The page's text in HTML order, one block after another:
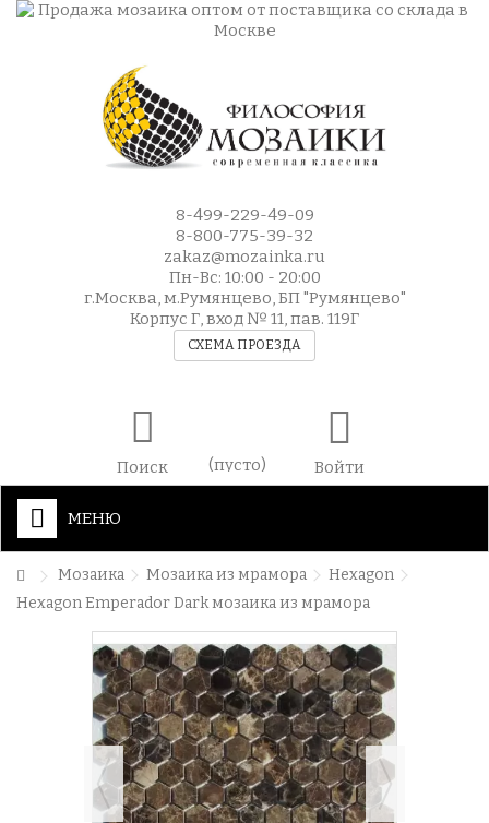
8-499-229-49-09
8-800-775-39-32
zakaz@mozainka.ru
Пн-Вс: 10:00 - 20:00
г.Москва, м.Румянцево, БП "Румянцево"
Корпус Г, вход № 11, пав. 119Г
СХЕМА ПРОЕЗДА
Поиск (пусто) Войти
МЕНЮ
Мозаика Мозаика из мрамора
Hexagon
Hexagon Emperador Dark мозаика из мрамора